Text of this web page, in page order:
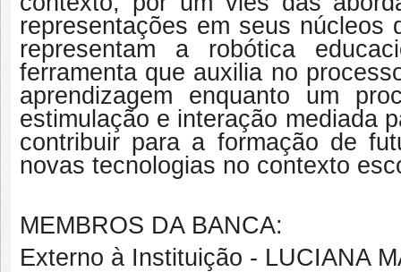
representações em seus
representam a robótica
ferramenta que auxilia no
aprendizagem enquanto um
estimulação e interação mediada
contribuir para a formação de
novas tecnologias no contexto
MEMBROS DA BANCA:
Externo à Instituição - LUCIANA